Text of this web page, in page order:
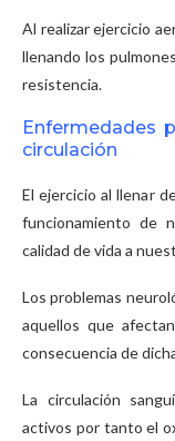
Al realizar ejercicio
llenando los
resistencia.
Enfermedades
circulación
El ejercicio al llenar
funcionamiento de
calidad de vida a
Los problemas
aquellos que
consecuencia de
La circulación
activos por tanto el